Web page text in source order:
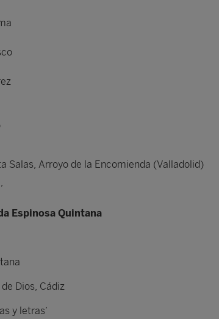
Salas, Arroyo de la Encomienda (Valladolid)
Espinosa Quintana
Dios, Cádiz
y letras’